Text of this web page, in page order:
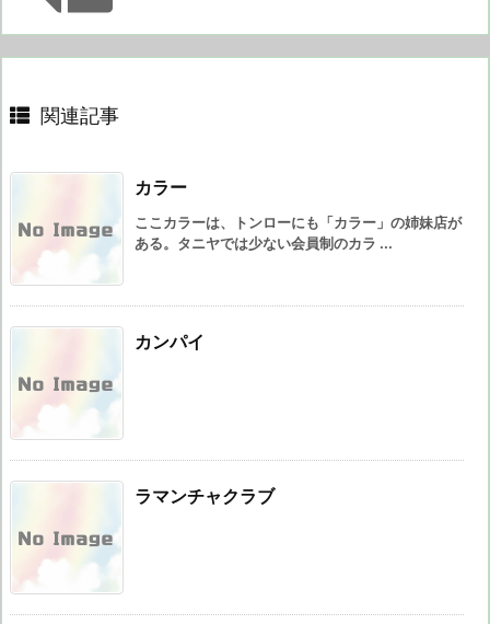
関連記事
カラー
ここカラーは、トンローにも「カラー」の姉妹店が
ある。タニヤでは少ない会員制のカラ ...
カンパイ
ラマンチャクラブ